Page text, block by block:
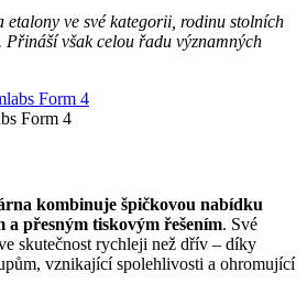
etalony ve své kategorii, rodinu stolních
však celou řadu významných
Form 4
kombinuje špičkovou nabídku
a přesným tiskovým řešením. Své
skutečnost rychleji než dřív – díky
vznikající spolehlivosti a ohromující